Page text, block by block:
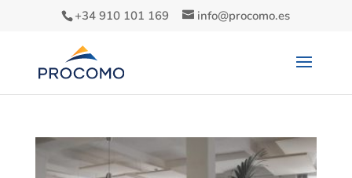
+34 910 101 169 info@procomo.es